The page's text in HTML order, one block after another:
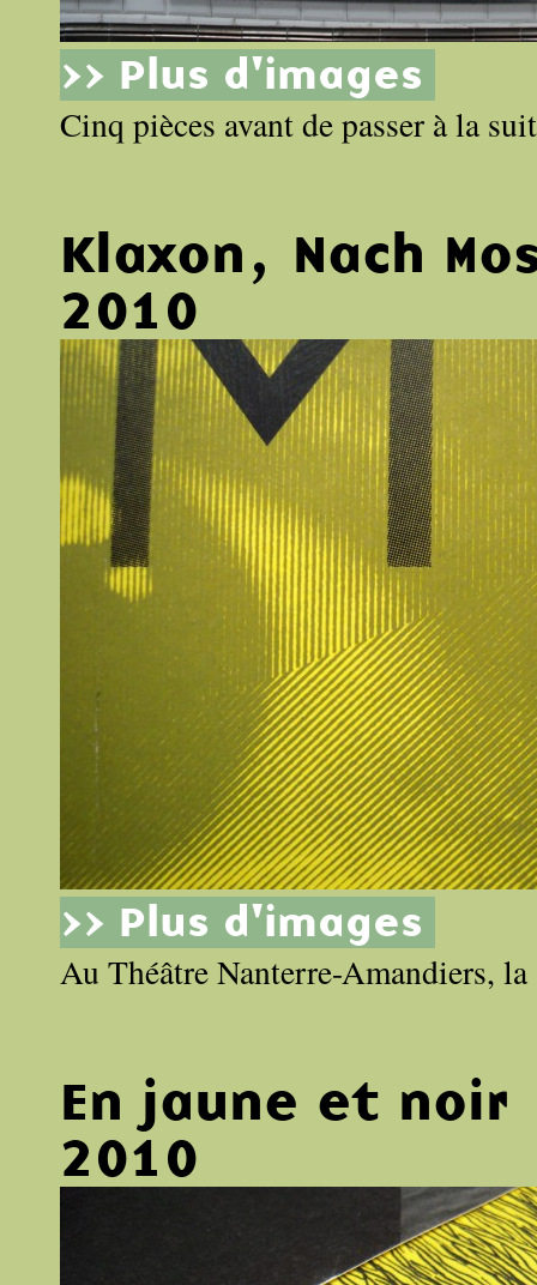
>> Plus d'images
Cinq pièces avant de passer à la
Klaxon, Nach
2010
>> Plus d'images
Au Théâtre Nanterre-Amandiers,
En jaune et noir
2010